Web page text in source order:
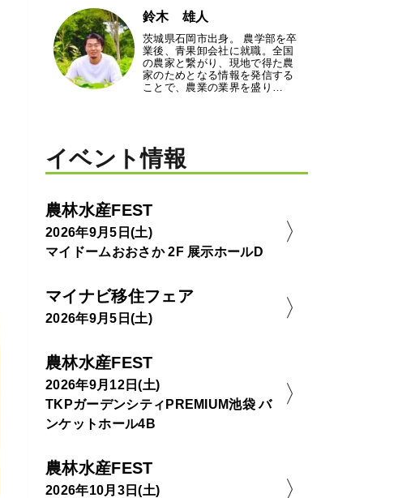
鈴木 雄人
茨城県石岡市出身。 農学部を卒
業後、青果卸会社に就職。全国
の農家と繋がり、現地で得た農
家のためとなる情報を発信する
ことで、農業の業界を盛り…
イベント情報
農林水産FEST
2026年9月5日(土)
マイドームおおさか 2F 展示ホールD
マイナビ移住フェア
2026年9月5日(土)
農林水産FEST
2026年9月12日(土)
TKPガーデンシティPREMIUM池袋 バ
ンケットホール4B
農林水産FEST
2026年10月3日(土)